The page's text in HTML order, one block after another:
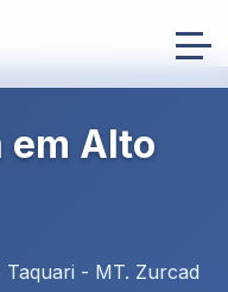
em Alto
- MT. Zurcad